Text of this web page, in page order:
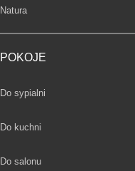
Fototapety
Natura
POKOJE
Fototapety
Do sypialni
Fototapety
Do kuchni
Fototapety
Do salonu